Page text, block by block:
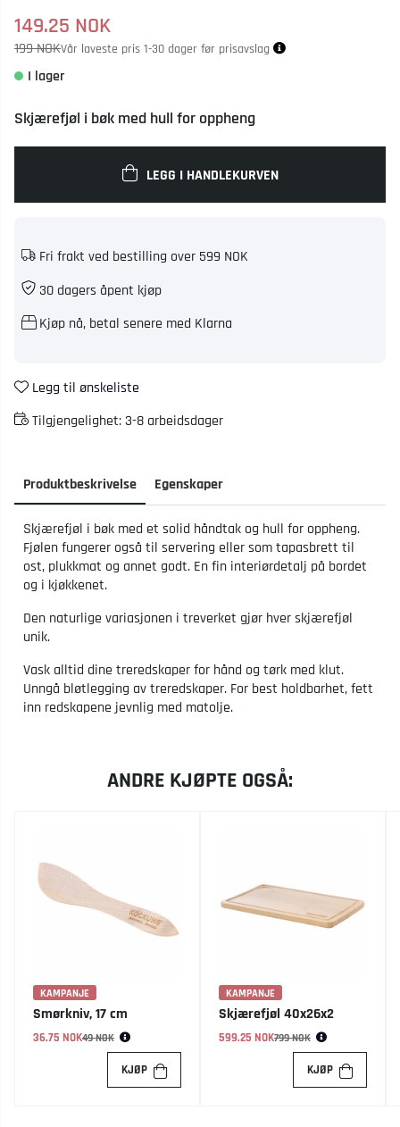
149.25 NOK
199 NOKVår laveste pris 1-30 dager før prisavslag
Skjærefjøl i bøk med hull for oppheng
LEGG I HANDLEKURVEN
Fri frakt ved bestilling over 599 NOK
30 dagers åpent kjøp
Kjøp nå, betal senere med Klarna
Legg til ønskeliste
Tilgjengelighet:3-8 arbeidsdager
Produktbeskrivelse Egenskaper
Skjærefjøl i bøk med et solid håndtak og hull for oppheng.
Fjølen fungerer også til servering eller som tapasbrett til
ost, plukkmat og annet godt. En fin interiørdetalj på bordet
og i kjøkkenet.
Den naturlige variasjonen i treverket gjør hver skjærefjøl
unik.
Vask alltid dine treredskaper for hånd og tørk med klut.
Unngå bløtlegging av treredskaper. For best holdbarhet, fett
inn redskapene jevnlig med matolje.
ANDRE KJØPTE OGSÅ:
KAMPANJE
Smørkniv, 17 cm
36.75 NOK
Vanlig pris:49 NOK
KJØP
KAMPANJE
Skjærefjøl 40x26x2
599.25 NOK
Vanlig pris:799 NOK
KJØP